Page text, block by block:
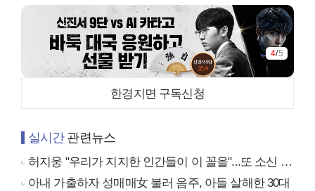
4/5
한경지면 구독신청
실시간관련뉴스
허지웅 "우리가 지지한 인간들이 이 꼴을"...또 소신 발언
아내 가출하자 성매매女 불러 음주, 아들 살해한 30대